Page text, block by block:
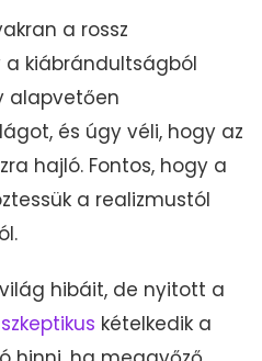
a rossz
kiábrándultságból
alapvetően
és úgy véli, hogy az
hajló. Fontos, hogy a
a realizmustól
hibáit, de nyitott a
szkeptikus kételkedik a